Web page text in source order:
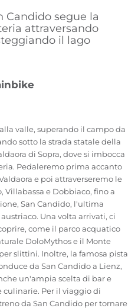
Candido segue la
attraversando
il lago
valle, superando il campo da
sotto la strada statale della
di Sopra, dove si imbocca
Pedaleremo prima accanto
e poi attraverseremo le
e Dobbiaco, fino a
San Candido, l'ultima
Una volta arrivati, ci
come il parco acquatico
DoloMythos e il Monte
slittini. Inoltre, la famosa pista
da San Candido a Lienz,
un'ampia scelta di bar e
culinarie. Per il viaggio di
da San Candido per tornare